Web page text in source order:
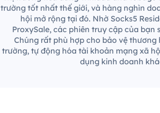
trường tốt nhất thế giới, và hàng nghìn
hội mở rộng tại đó. Nhờ Socks5
ProxySale, các phiên truy cập của bạn
Chúng rất phù hợp cho bảo vệ thương
trường, tự động hóa tài khoản mạng xã
dụng kinh doanh